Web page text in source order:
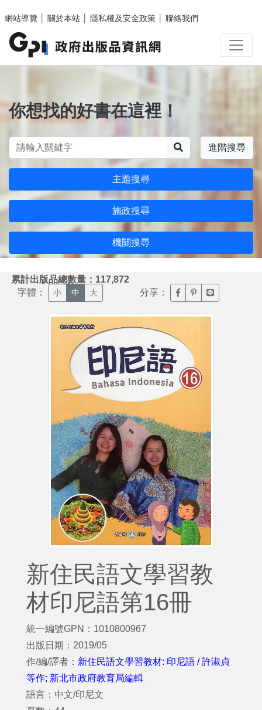
網站導覽
關於本站 隱私權及安全政策 聯絡我們
你想找的好書在這裡！
進階搜尋
主題搜尋
施政搜尋
機關搜尋
累計出版品總數量：117,872
字體： 小 中 大 分享： 臉書分享(另開新視窗)
噗浪分享(另開新
Line分享(另
新住民語文學習教
材印尼語第16冊
統一編號GPN：1010800967
出版日期：2019/05
作/編/譯者： 新住民語文學習教材: 印尼語 / 許淑貞
等作; 新北市政府教育局編輯
語言：中文/印尼文